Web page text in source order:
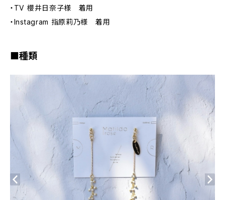
・TV 櫻井日奈子様 着用
・Instagram 指原莉乃様 着用
■種類